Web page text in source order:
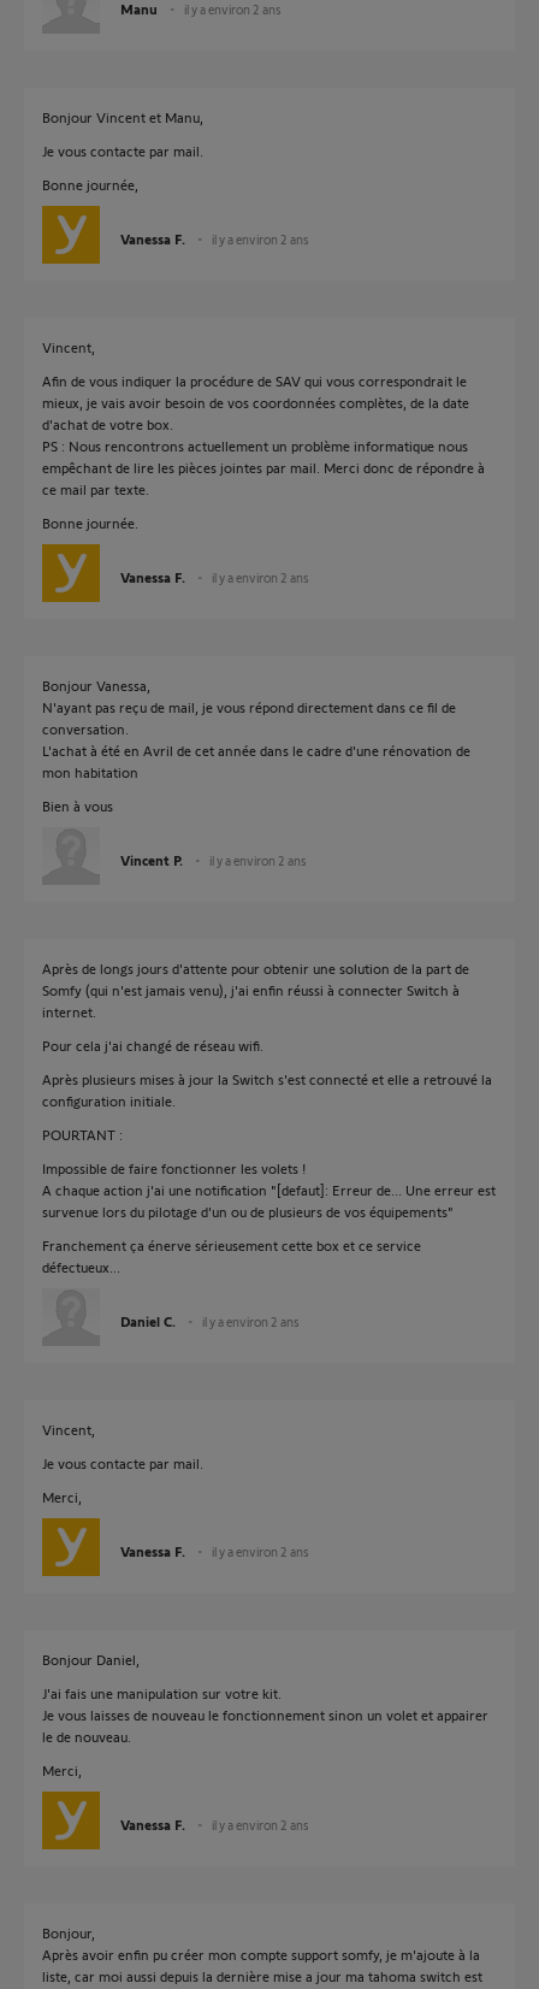
Manu il y a environ 2 ans
Bonjour Vincent et Manu,
Je vous contacte par mail.
Bonne journée,
Vanessa F. il y a environ 2 ans
Vincent,
Afin de vous indiquer la procédure de SAV qui vous correspondrait le
mieux, je vais avoir besoin de vos coordonnées complètes, de la date
d'achat de votre box.
PS : Nous rencontrons actuellement un problème informatique nous
empêchant de lire les pièces jointes par mail. Merci donc de répondre à
ce mail par texte.
Bonne journée.
Vanessa F. il y a environ 2 ans
Bonjour Vanessa,
N'ayant pas reçu de mail, je vous répond directement dans ce fil de
conversation.
L'achat à été en Avril de cet année dans le cadre d'une rénovation de
mon habitation
Bien à vous
Vincent P. il y a environ 2 ans
Après de longs jours d'attente pour obtenir une solution de la part de
Somfy (qui n'est jamais venu), j'ai enfin réussi à connecter Switch à
internet.
Pour cela j'ai changé de réseau wifi.
Après plusieurs mises à jour la Switch s'est connecté et elle a retrouvé la
configuration initiale.
POURTANT :
Impossible de faire fonctionner les volets !
A chaque action j'ai une notification "[defaut]: Erreur de... Une erreur est
survenue lors du pilotage d'un ou de plusieurs de vos équipements"
Franchement ça énerve sérieusement cette box et ce service
défectueux...
Daniel C. il y a environ 2 ans
Vincent,
Je vous contacte par mail.
Merci,
Vanessa F. il y a environ 2 ans
Bonjour Daniel,
J'ai fais une manipulation sur votre kit.
Je vous laisses de nouveau le fonctionnement sinon un volet et appairer
le de nouveau.
Merci,
Vanessa F. il y a environ 2 ans
Bonjour,
Après avoir enfin pu créer mon compte support somfy, je m'ajoute à la
liste, car moi aussi depuis la dernière mise a jour ma tahoma switch est